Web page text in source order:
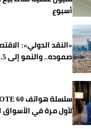
أسبوع
«النقد الدولي»:
صموده.. والنمو إلى 5.5% في 2027
لأول مرة في